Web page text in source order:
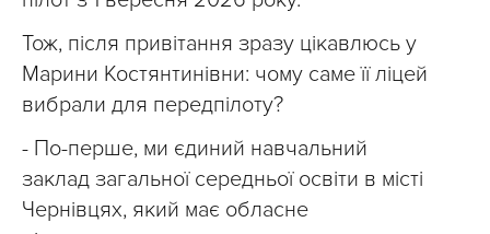
Тож, після привітання зразу цікавлюсь у
Марини Костянтинівни: чому саме її ліцей
вибрали для передпілоту?
- По-перше, ми єдиний навчальний
заклад загальної середньої освіти в місті
Чернівцях, який має обласне